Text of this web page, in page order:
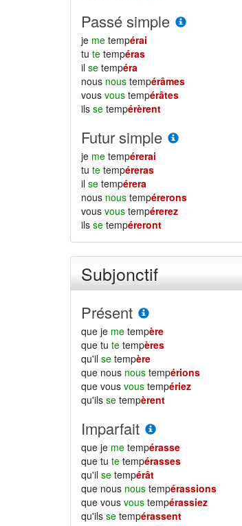
Passé simple
je me tempérai
tu te tempéras
il se tempéra
nous nous tempérâmes
vous vous tempérâtes
ils se tempérèrent
Futur simple
je me tempérerai
tu te tempéreras
il se tempérera
nous nous tempérerons
vous vous tempérerez
ils se tempéreront
Subjonctif
Présent
que je me tempère
que tu te tempères
qu'il se tempère
que nous nous tempérions
que vous vous tempériez
qu'ils se tempèrent
Imparfait
que je me tempérasse
que tu te tempérasses
qu'il se tempérât
que nous nous tempérassions
que vous vous tempérassiez
qu'ils se tempérassent